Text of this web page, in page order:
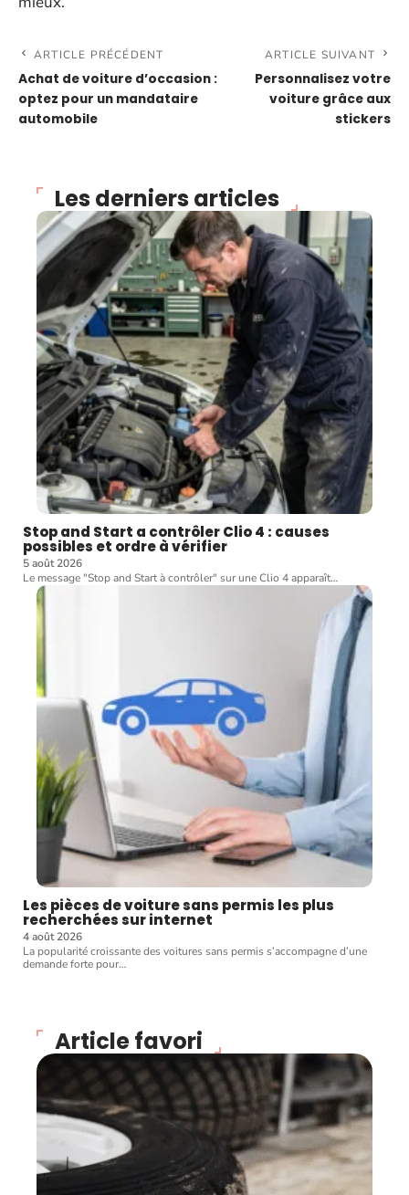
ARTICLE PRÉCÉDENT
Achat de voiture d’occasion :
optez pour un mandataire
automobile
ARTICLE SUIVANT
Personnalisez votre
voiture grâce aux
stickers
Les derniers articles
Stop and Start a contrôler Clio 4 : causes
possibles et ordre à vérifier
5 août 2026
Le message "Stop and Start à contrôler" sur une Clio 4 apparaît…
Les pièces de voiture sans permis les plus
recherchées sur internet
4 août 2026
La popularité croissante des voitures sans permis s’accompagne d’une
demande forte pour…
Article favori